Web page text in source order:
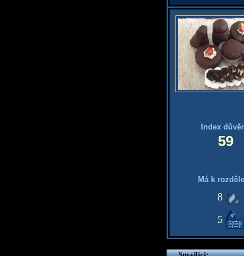
Index
59
Má k
8
5